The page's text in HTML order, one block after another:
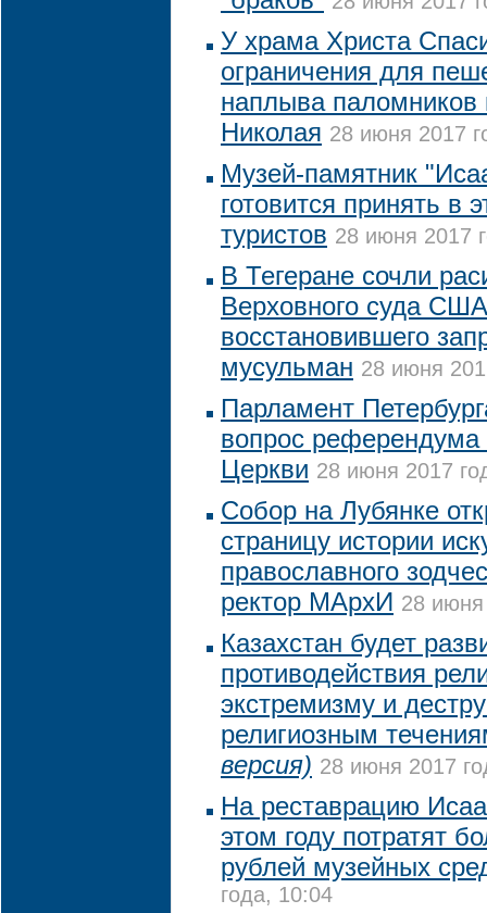
У храма Христа
ограничения для
наплыва
Николая 28 июня 2017
Музей-памятник
готовится принять в
туристов 28 июня 2017
В Тегеране сочли
Верховного суда
восстановившего
мусульман 28 июня
Парламент
вопрос референдума
Церкви 28 июня 2017
Собор на Лубянке
страницу истории
православного
ректор МАрхИ 28 июня
Казахстан будет
противодействия
экстремизму и
религиозным
версия) 28 июня 2017
На реставрацию
этом году потратят
рублей музейных
года, 10:04